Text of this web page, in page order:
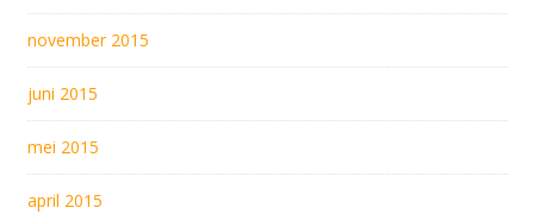
november 2015
juni 2015
mei 2015
april 2015